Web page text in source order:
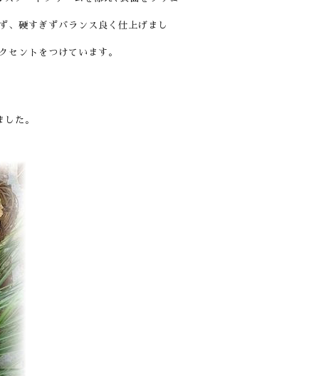
、硬すぎずバランス良く仕上げまし
セントをつけています。
た。